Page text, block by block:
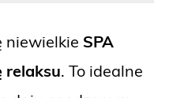
niewielkie SPA
relaksu. To idealne